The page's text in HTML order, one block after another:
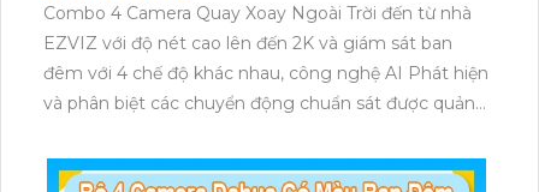
Combo 4 Camera Quay Xoay Ngoài Trời đến từ nhà
EZVIZ với độ nét cao lên đến 2K và giám sát ban
đêm với 4 chế độ khác nhau, công nghệ AI Phát hiện
và phân biệt các chuyển động chuẩn sát được quản